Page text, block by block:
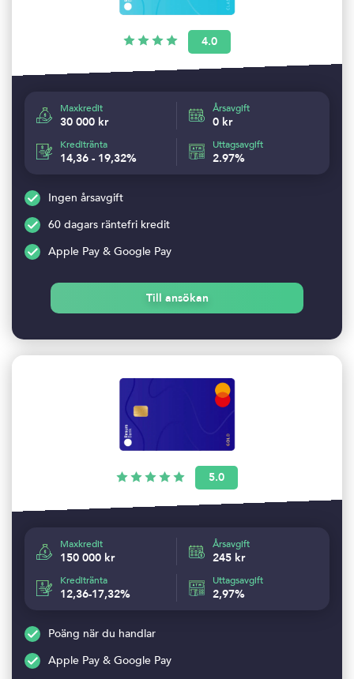
4.0
Maxkredit
30 000 kr
Årsavgift
0 kr
Kreditränta
14,36 - 19,32%
Uttagsavgift
2.97%
Ingen årsavgift
60 dagars räntefri kredit
Apple Pay & Google Pay
Till ansökan
5.0
Maxkredit
150 000 kr
Årsavgift
245 kr
Kreditränta
12,36-17,32%
Uttagsavgift
2,97%
Poäng när du handlar
Apple Pay & Google Pay